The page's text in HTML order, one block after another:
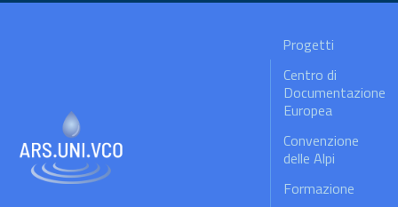
Progetti
Centro di
Documentazione
Europea
Convenzione
delle Alpi
Formazione